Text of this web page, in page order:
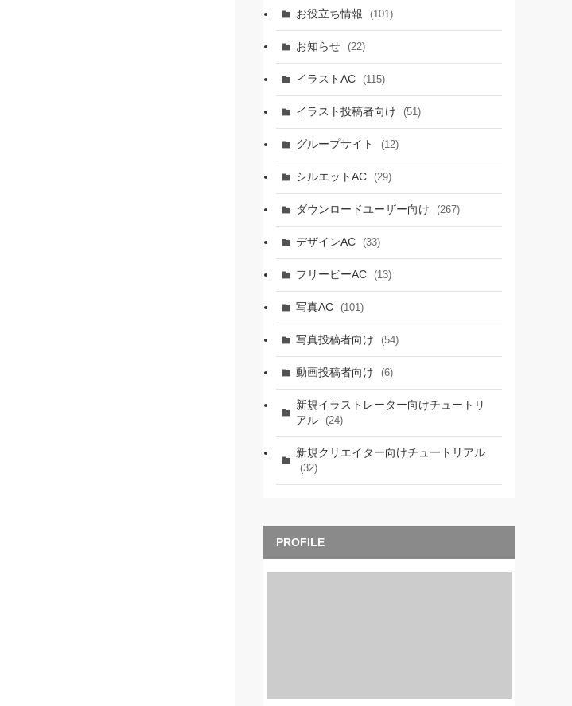
お役立ち情報 (101)
お知らせ (22)
イラストAC (115)
イラスト投稿者向け (51)
グループサイト (12)
シルエットAC (29)
ダウンロードユーザー向け (267)
デザインAC (33)
フリービーAC (13)
写真AC (101)
写真投稿者向け (54)
動画投稿者向け (6)
新規イラストレーター向けチュートリ
アル (24)
新規クリエイター向けチュートリアル
(32)